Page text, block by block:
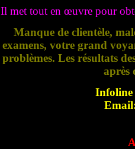
Il met tout en œuvre pour
Manque de clientèle,
examens, votre grand
problèmes. Les résultats
après
Infoline